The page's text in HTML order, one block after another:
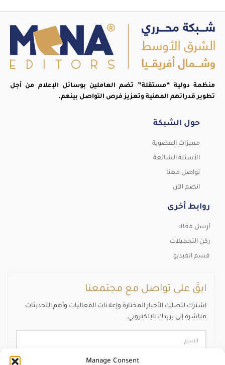
Manage Consent
منظمة دولية “مستقلة” تضم العاملين بوسائل الإعلام من أجل
تطوير قدراتهم المهنية وتعزيز فرص التواصل بينهم.
حول الشبكة
مميزات العضوية
الأسئلة الشائعة
تواصل معنا
انضم الآن
روابط أخرى
أرسل مقالا
ركن التحميلات
قسم الفيديو
ابقَ على تواصل مع مجتمعنا
اشترك لتصلك الأخبار المختارة وإعلانات الفعاليات وأهم التحديثات
مباشرة إلى بريدك الإلكتروني.